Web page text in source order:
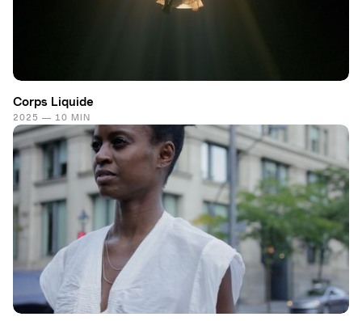
Corps Liquide
2025 — 10 MIN